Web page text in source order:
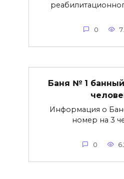
0
Баня № 1
Информация о
номер на 3
0